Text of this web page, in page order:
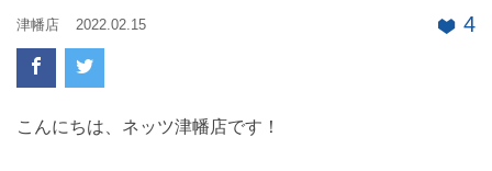
津幡店 2022.02.15 4
こんにちは、ネッツ津幡店です！